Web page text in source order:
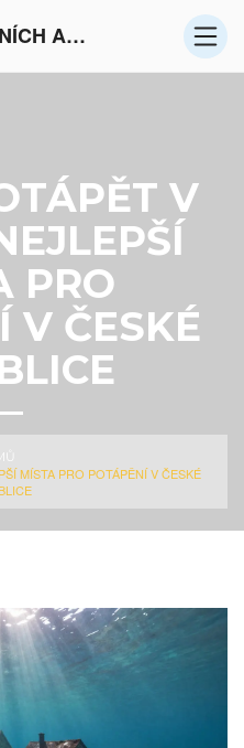
OŠETŘOVÁNÍ SPORTOVNÍCH AKTIVIT V EVROPĚ
V
PRO
V ČESKÉ
MÍSTA PRO POTÁPĚNÍ V ČESKÉ